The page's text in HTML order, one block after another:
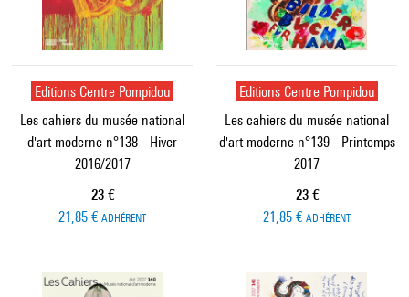
Editions Centre Pompidou
Les cahiers du musée national
d'art moderne n°138 - Hiver
2016/2017
Prix ​​actuel
23 €
21,85 € ADHÉRENT
Editions Centre Pompidou
Les cahiers du musée national
d'art moderne n°139 - Printemps
2017
Prix ​​actuel
23 €
21,85 € ADHÉRENT